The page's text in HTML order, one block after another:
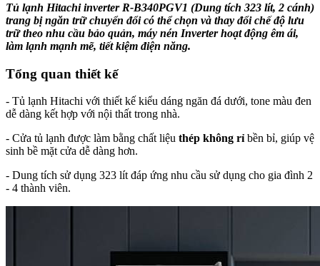
Tủ lạnh Hitachi inverter R-B340PGV1 (Dung tích 323 lít, 2 cánh)
trang bị ngăn trữ chuyển đổi có thể chọn và thay đổi chế độ lưu
trữ theo nhu cầu bảo quản, máy nén Inverter hoạt động êm ái,
làm lạnh mạnh mẽ, tiết kiệm điện năng.
Tổng quan thiết kế
- Tủ lạnh Hitachi với thiết kế kiểu dáng ngăn đá dưới, tone màu đen
dễ dàng kết hợp với nội thất trong nhà.
- Cửa tủ lạnh được làm bằng chất liệu thép không rỉ bền bỉ, giúp vệ
sinh bề mặt cửa dễ dàng hơn.
- Dung tích sử dụng 323 lít đáp ứng nhu cầu sử dụng cho gia đình 2
- 4 thành viên.